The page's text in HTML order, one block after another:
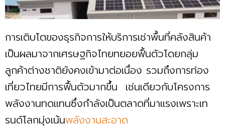
การเติบโตของธุรกิจการให้บริการเช่าพื้นที่คลังสินค้า
เป็นผลมาจากเศรษฐกิจไทยทยอยฟื้นตัวโดยกลุ่ม
ลูกค้าต่างชาติยังคงเข้ามาต่อเนื่อง รวมถึงการท่อง
เที่ยวไทยมีการฟื้นตัวมากขึ้น เช่นเดียวกับโครงการ
พลังงานทดแทนซึ่งกำลังเป็นตลาดที่มาแรงเพราะเท
รนด์โลกมุ่งเน้นพลังงานสะอาด